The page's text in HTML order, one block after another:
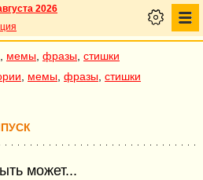
2026
мемы фразы стишки
мемы фразы стишки
может...